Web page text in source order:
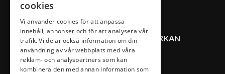
KONTAKT VÄXJÖ CITYSAMVERKAN
0470-407 00
cookies
Vi använder cookies för att anpassa
innehåll, annonser och för att analysera vår
trafik. Vi delar också information om din
användning av vår webbplats med våra
reklam- och analyspartners som kan
kombinera den med annan information som